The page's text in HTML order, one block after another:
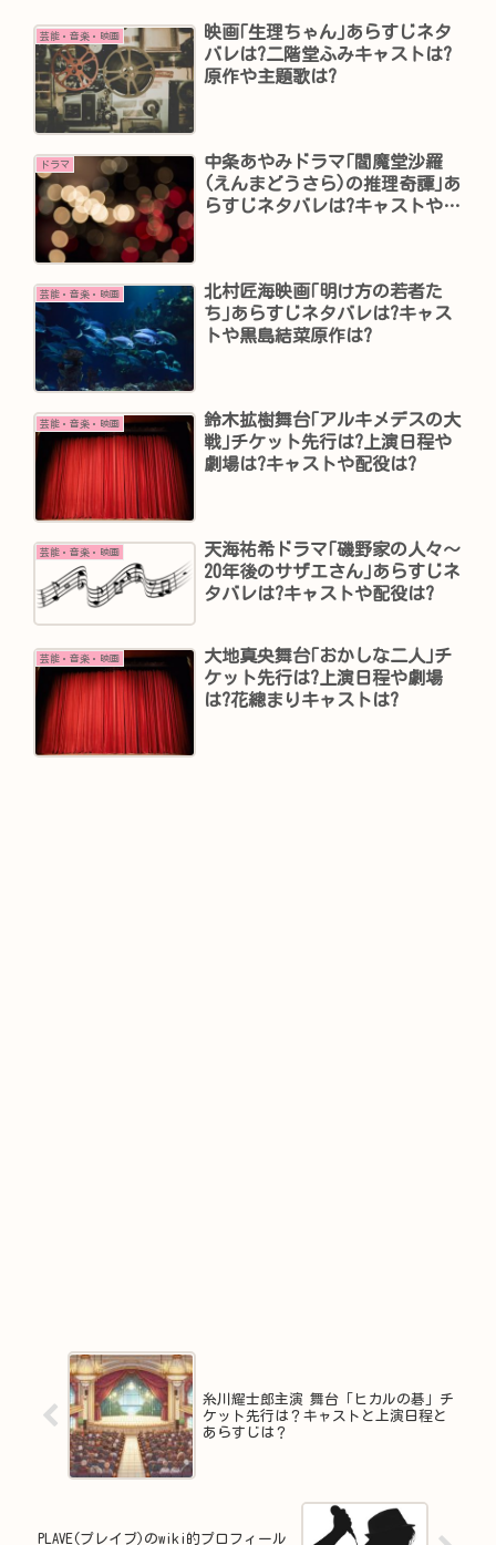
芸能・音楽・映画
映画｢生理ちゃん｣あらすじネタ
バレは?二階堂ふみキャストは?
原作や主題歌は?
ドラマ
中条あやみドラマ｢閻魔堂沙羅
(えんまどうさら)の推理奇譚｣あ
らすじネタバレは?キャストや主
芸能・音楽・映画
北村匠海映画｢明け方の若者た
ち｣あらすじネタバレは?キャス
トや黒島結菜原作は?
芸能・音楽・映画
鈴木拡樹舞台｢アルキメデスの大
戦｣チケット先行は?上演日程や
劇場は?キャストや配役は?
芸能・音楽・映画
天海祐希ドラマ｢磯野家の人々～
20年後のサザエさん｣あらすじネ
タバレは?キャストや配役は?
芸能・音楽・映画
大地真央舞台｢おかしな二人｣チ
ケット先行は?上演日程や劇場
は?花總まりキャストは?
糸川耀士郎主演 舞台「ヒカルの碁」チ
ケット先行は？キャストと上演日程と
あらすじは？
PLAVE(プレイブ)のwiki的プロフィール